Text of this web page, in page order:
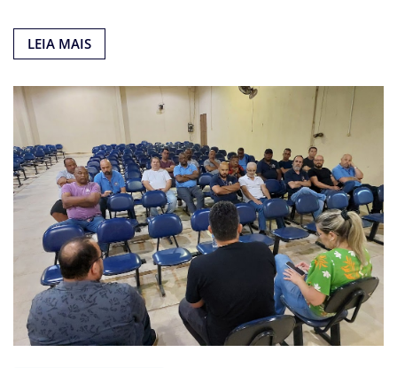
LEIA MAIS